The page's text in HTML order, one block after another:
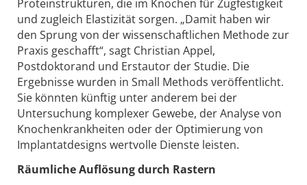
Proteinstrukturen, die im Knochen für Zugfestigkeit
und zugleich Elastizität sorgen. „Damit haben wir
den Sprung von der wissenschaftlichen Methode zur
Praxis geschafft“, sagt Christian Appel,
Postdoktorand und Erstautor der Studie. Die
Ergebnisse wurden in Small Methods veröffentlicht.
Sie könnten künftig unter anderem bei der
Untersuchung komplexer Gewebe, der Analyse von
Knochenkrankheiten oder der Optimierung von
Implantatdesigns wertvolle Dienste leisten.
Räumliche Auflösung durch Rastern